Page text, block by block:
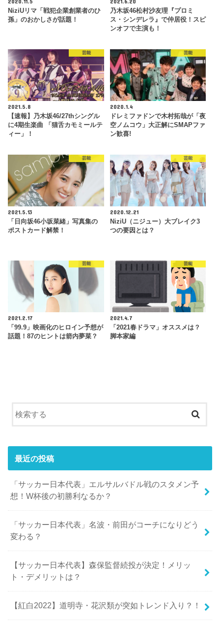
NiziUリマ「戦犯企業創業者のひ
孫」のおかしさが話題！
乃木坂46松村沙友理『プロミ
ス・シンデレラ』で仲居役！スピ
ンオフで主演も！
芸能
2021.5.8
【速報】乃木坂46/27thシングル
に4期生楽曲 「猫舌カモミールテ
ィー」！
芸能
2020.1.4
ドレミファドンで木村拓哉が「夜
空ノムコウ」大正解にSMAPファ
ン歓喜!
芸能
2021.5.13
「日向坂46小坂菜緒」写真集の
ポストカード解禁！
芸能
2020.12.21
NiziU（ニジュー）大ブレイク3
つの要因とは？
芸能
2021.2.17
「99.9」映画化のヒロイン予想が
話題！87のヒントは箭内夢菜？
芸能
2021.4.7
「2021春ドラマ」オススメは？
脚本家編
最近の投稿
「サッカー日本代表」エルサルバドル戦のスタメン予
想！W杯後の初勝利なるか？
「サッカー日本代表」名波・前田がコーチになりどう
変わる？
【サッカー日本代表】森保監督続投が決定！メリッ
ト・デメリットは？
【紅白2022】道明寺・花沢類が突如トレンド入り？！